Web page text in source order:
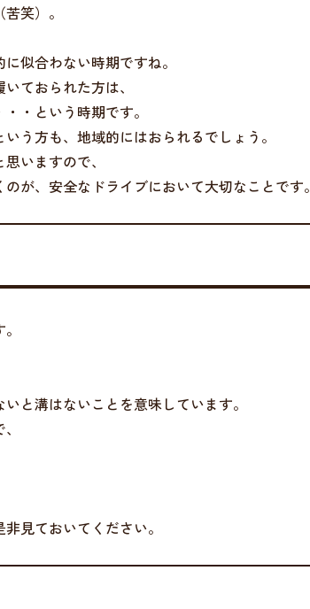
笑）。
似合わない時期ですね。
ておられた方は、
・という時期です。
う方も、地域的にはおられるでしょう。
いますので、
が、安全なドライブにおいて大切なことです。
と溝はないことを意味しています。
見ておいてください。